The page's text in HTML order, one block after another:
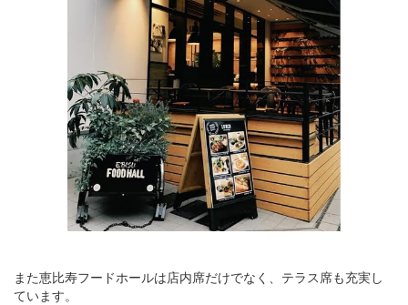
また恵比寿フードホールは店内席だけでなく、テラス席も充実し
ています。